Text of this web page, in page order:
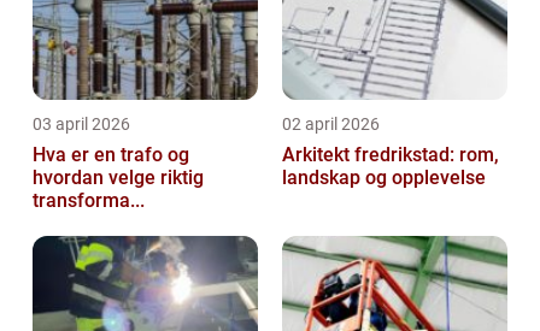
03 april 2026
Hva er en trafo og
hvordan velge riktig
transforma...
02 april 2026
Arkitekt fredrikstad: rom,
landskap og opplevelse